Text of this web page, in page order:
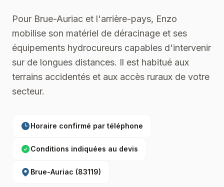
Pour Brue-Auriac et l'arrière-pays, Enzo
mobilise son matériel de déracinage et ses
équipements hydrocureurs capables d'intervenir
sur de longues distances. Il est habitué aux
terrains accidentés et aux accès ruraux de votre
secteur.
Horaire confirmé par téléphone
Conditions indiquées au devis
Brue-Auriac (83119)